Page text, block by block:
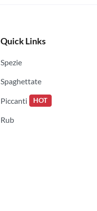
Quick Links
Spezie
Spaghettate
Piccanti HOT
Rub